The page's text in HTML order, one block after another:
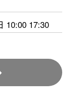
10:00 17:30